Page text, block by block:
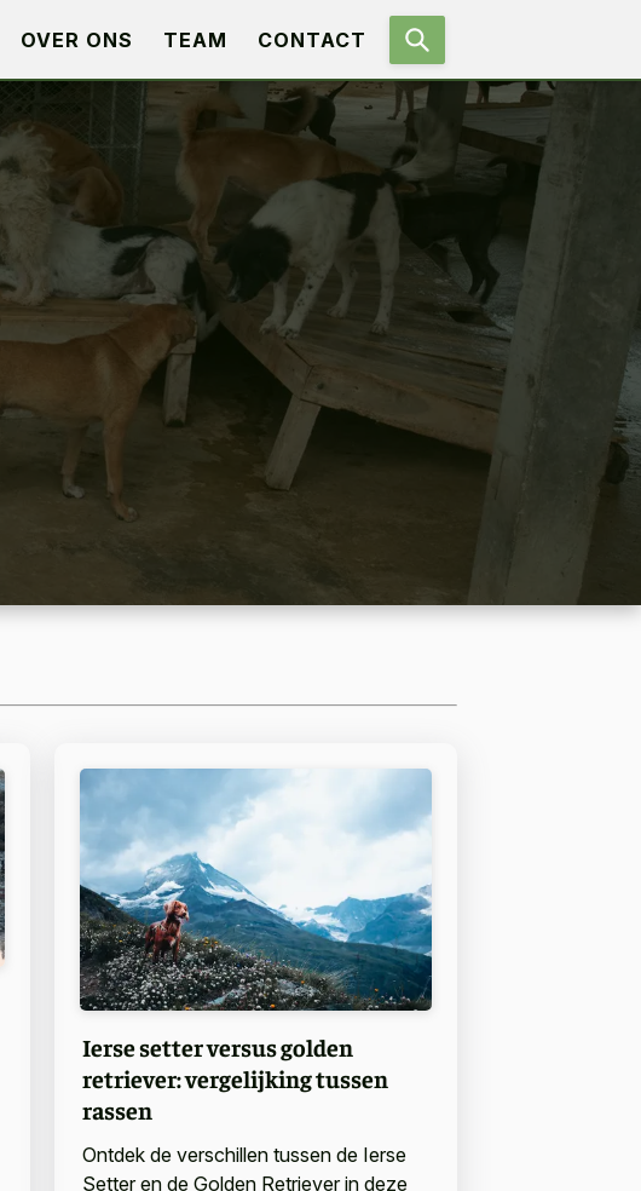
OVER ONS TEAM CONTACT
Ierse setter versus golden
retriever: vergelijking tussen
rassen
Ontdek de verschillen tussen de Ierse
Setter en de Golden Retriever in deze